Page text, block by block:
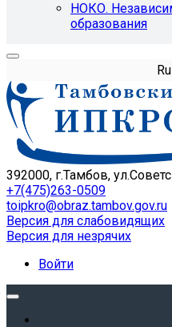
НОКО.
образования
392000, г.Тамбов,
+7(475)263-0509
toipkro@obraz.tambov.gov.ru
Версия для слабовидящих
Версия для незрячих
Войти